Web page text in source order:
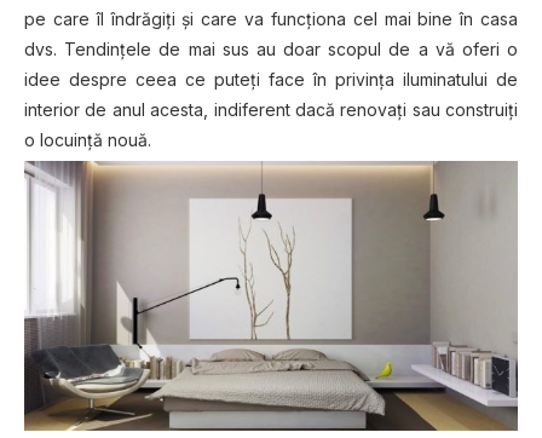
pe care îl îndrăgiți și care va funcționa cel mai bine în casa
dvs. Tendințele de mai sus au doar scopul de a vă oferi o
idee despre ceea ce puteți face în privința iluminatului de
interior de anul acesta, indiferent dacă renovați sau construiți
o locuință nouă.